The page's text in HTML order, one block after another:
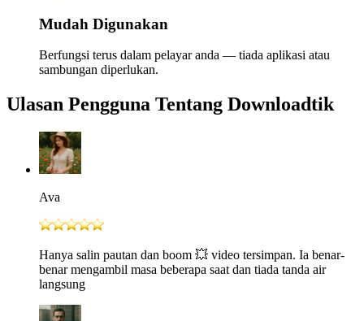
Mudah Digunakan
Berfungsi terus dalam pelayar anda — tiada aplikasi atau
sambungan diperlukan.
Ulasan Pengguna Tentang Downloadtik
Ava
Hanya salin pautan dan boom 💥 video tersimpan. Ia benar-
benar mengambil masa beberapa saat dan tiada tanda air
langsung